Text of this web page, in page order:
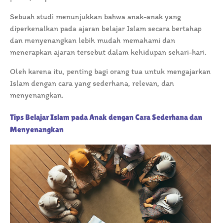
Sebuah studi menunjukkan bahwa anak-anak yang
diperkenalkan pada ajaran belajar Islam secara bertahap
dan menyenangkan lebih mudah memahami dan
menerapkan ajaran tersebut dalam kehidupan sehari-hari.
Oleh karena itu, penting bagi orang tua untuk mengajarkan
Islam dengan cara yang sederhana, relevan, dan
menyenangkan.
Tips Belajar Islam pada Anak dengan Cara Sederhana dan
Menyenangkan